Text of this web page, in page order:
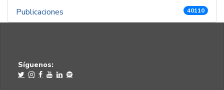
Publicaciones 40110
Síguenos: